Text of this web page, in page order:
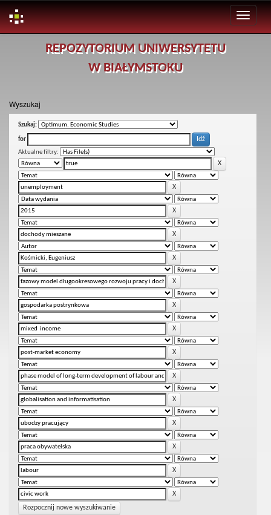
REPOZYTORIUM UNIWERSYTETU
W BIAŁYMSTOKU
Wyszukaj
Szukaj:
for
Aktualne filtry:
Rozpocznij nowe wyszukiwanie